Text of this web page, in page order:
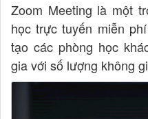
Zoom Meeting là một
học trực tuyến miễn
tạo các phòng học
gia với số lượng không